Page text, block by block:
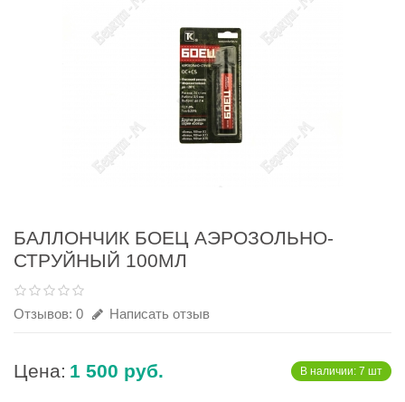
БАЛЛОНЧИК БОЕЦ АЭРОЗОЛЬНО-
СТРУЙНЫЙ 100МЛ
Отзывов: 0 Написать отзыв
Цена: 1 500 руб. В наличии: 7 шт